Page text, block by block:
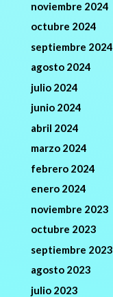
noviembre 2024
octubre 2024
septiembre 2024
agosto 2024
julio 2024
junio 2024
abril 2024
marzo 2024
febrero 2024
enero 2024
noviembre 2023
octubre 2023
septiembre 2023
agosto 2023
julio 2023